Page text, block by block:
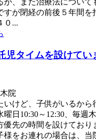
か、また治療法について
すが閉経の前後５年間を
０...
児タイムを設けてい
院
いけど、子供がいるか
曜日10:30～12:30、毎週
優先の時間を設けており
様をお連れの場合は、当